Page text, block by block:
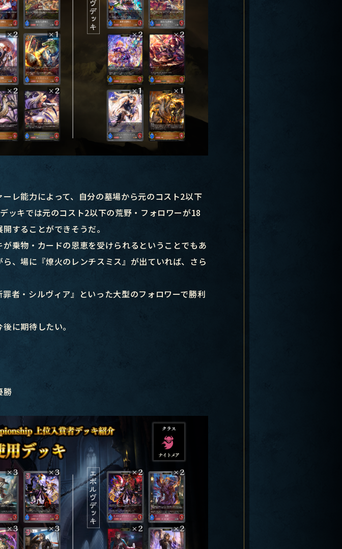
レ能力によって、自分の墓場から元のコスト2以下
ッキでは元のコスト2以下の荒野・フォロワーが18
することができそうだ。
乗物・カードの恩恵を受けられるということでもあ
、場に『燎火のレンチスミス』が出ていれば、さら
者・シルヴィア』といった大型のフォロワーで勝利
に期待したい。
勝